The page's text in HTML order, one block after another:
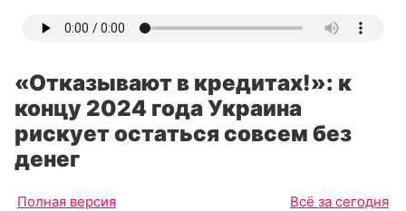
«Отказывают в кредитах!»: к
концу 2024 года Украина
рискует остаться совсем без
денег
Полная версия Всё за сегодня